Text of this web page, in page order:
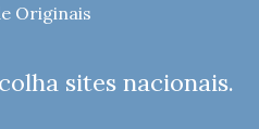
Originais
sites nacionais.